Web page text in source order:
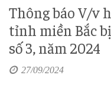
Thông báo V/v
tỉnh miền Bắc
số 3, năm 2024
27/09/2024